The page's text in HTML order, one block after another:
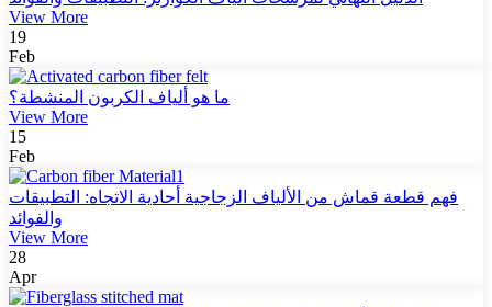
View More
19
Feb
ما هو ألياف الكربون المنشطة؟
View More
15
Feb
فهم قطعة قماش من الألياف الزجاجية أحادية الاتجاه: التطبيقات
والفوائد
View More
28
Apr